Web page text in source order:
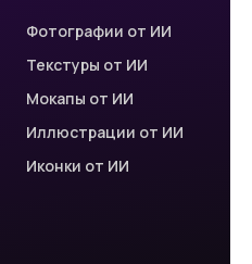
Фотографии от ИИ
Текстуры от ИИ
Мокапы от ИИ
Иллюстрации от ИИ
Иконки от ИИ